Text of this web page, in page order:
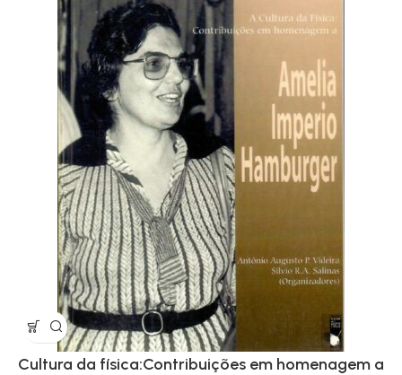
Cultura da física:Contribuições em homenagem a